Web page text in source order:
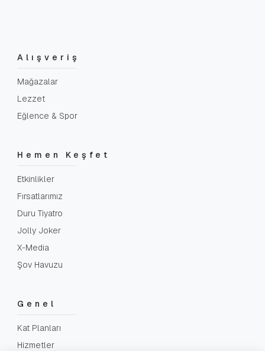
Alışveriş
Mağazalar
Lezzet
Eğlence & Spor
Hemen Keşfet
Etkinlikler
Fırsatlarımız
Duru Tiyatro
Jolly Joker
X-Media
Şov Havuzu
Genel
Kat Planları
Hizmetler